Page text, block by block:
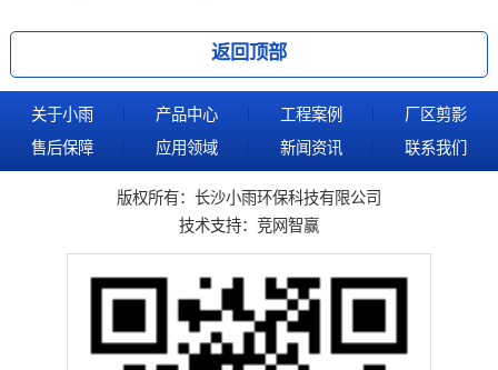
返回顶部
关于小雨 产品中心 工程案例
厂区剪影
售后保障
应用领域 新闻资讯 联系我们
版权所有：长沙小雨环保科技有限公司
技术支持： 竞网智赢